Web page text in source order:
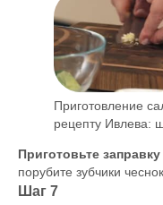
Приготовление
рецепту Ивлева:
Приготовьте
порубите зубчики
Шаг 7